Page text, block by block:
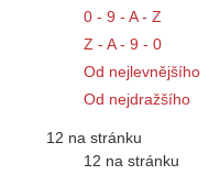
0 - 9 - A - Z
Z - A - 9 - 0
Od nejlevnějšího
Od nejdražšího
12 na stránku
12 na stránku